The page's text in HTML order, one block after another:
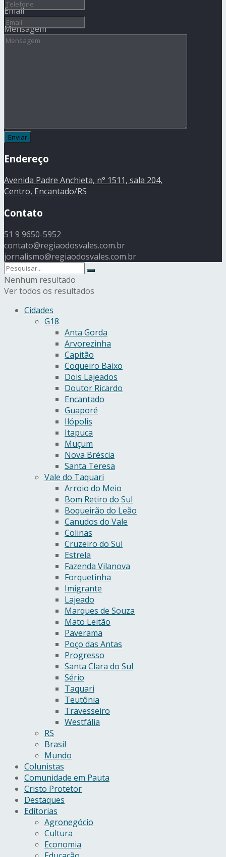
Email
Mensagem
Endereço
Avenida Padre Anchieta, n° 1511, sala 204,
Centro, Encantado/RS
Contato
51 9 9650-5952
contato@regiaodosvales.com.br
jornalismo@regiaodosvales.com.br
Nenhum resultado
Ver todos os resultados
Cidades
G18
Anta Gorda
Arvorezinha
Capitão
Coqueiro Baixo
Dois Lajeados
Doutor Ricardo
Encantado
Guaporé
Ilópolis
Itapuca
Muçum
Nova Bréscia
Santa Teresa
Vale do Taquari
Arroio do Meio
Bom Retiro do Sul
Boqueirão do Leão
Canudos do Vale
Colinas
Cruzeiro do Sul
Estrela
Fazenda Vilanova
Forquetinha
Imigrante
Lajeado
Marques de Souza
Mato Leitão
Paverama
Poço das Antas
Progresso
Santa Clara do Sul
Sério
Taquari
Teutônia
Travesseiro
Westfália
RS
Brasil
Mundo
Colunistas
Comunidade em Pauta
Cristo Protetor
Destaques
Editorias
Agronegócio
Cultura
Economia